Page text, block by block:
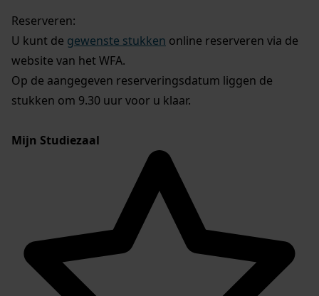
Reserveren:
U kunt de gewenste stukken online reserveren via de
website van het WFA.
Op de aangegeven reserveringsdatum liggen de
stukken om 9.30 uur voor u klaar.
Mijn Studiezaal